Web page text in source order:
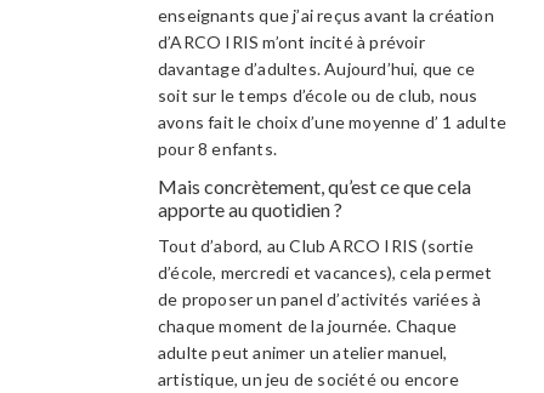
enseignants que j’ai reçus avant la création
d’ARCO IRIS m’ont incité à prévoir
davantage d’adultes. Aujourd’hui, que ce
soit sur le temps d’école ou de club, nous
avons fait le choix d’une moyenne d’ 1 adulte
pour 8 enfants.
Mais concrètement, qu’est ce que cela
apporte au quotidien ?
Tout d’abord, au Club ARCO IRIS (sortie
d’école, mercredi et vacances), cela permet
de proposer un panel d’activités variées à
chaque moment de la journée. Chaque
adulte peut animer un atelier manuel,
artistique, un jeu de société ou encore